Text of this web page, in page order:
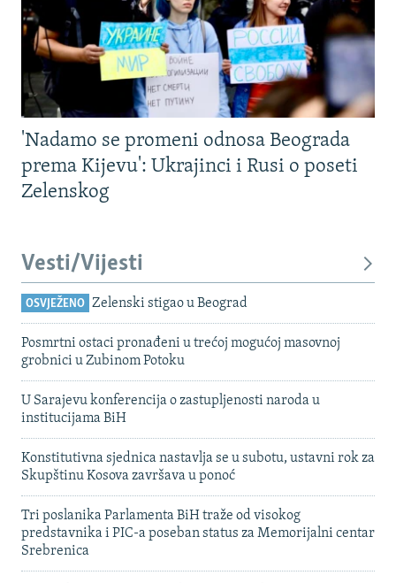
'Nadamo se promeni odnosa Beograda
prema Kijevu': Ukrajinci i Rusi o poseti
Zelenskog
Vesti/Vijesti
OSVJEŽENO Zelenski stigao u Beograd
Posmrtni ostaci pronađeni u trećoj mogućoj masovnoj
grobnici u Zubinom Potoku
U Sarajevu konferencija o zastupljenosti naroda u
institucijama BiH
Konstitutivna sjednica nastavlja se u subotu, ustavni rok za
Skupštinu Kosova završava u ponoć
Tri poslanika Parlamenta BiH traže od visokog
predstavnika i PIC-a poseban status za Memorijalni centar
Srebrenica